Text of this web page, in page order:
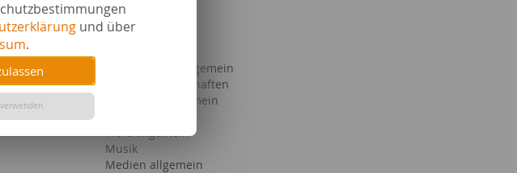
und über
.
Karriere
Seetouristik
Wissenschaft allgemein
Geisteswissenschaften
Tourismus allgemein
Tiere allgemein
Musik
Medien allgemein